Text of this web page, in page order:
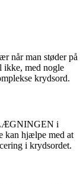
når man støder på
med nogle
krydsord.
i
kan hjælpe med at
i krydsordet.